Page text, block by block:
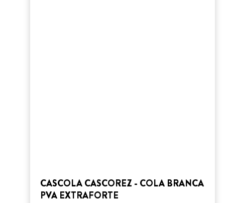
CASCOLA CASCOREZ - COLA BRANCA
PVA EXTRAFORTE